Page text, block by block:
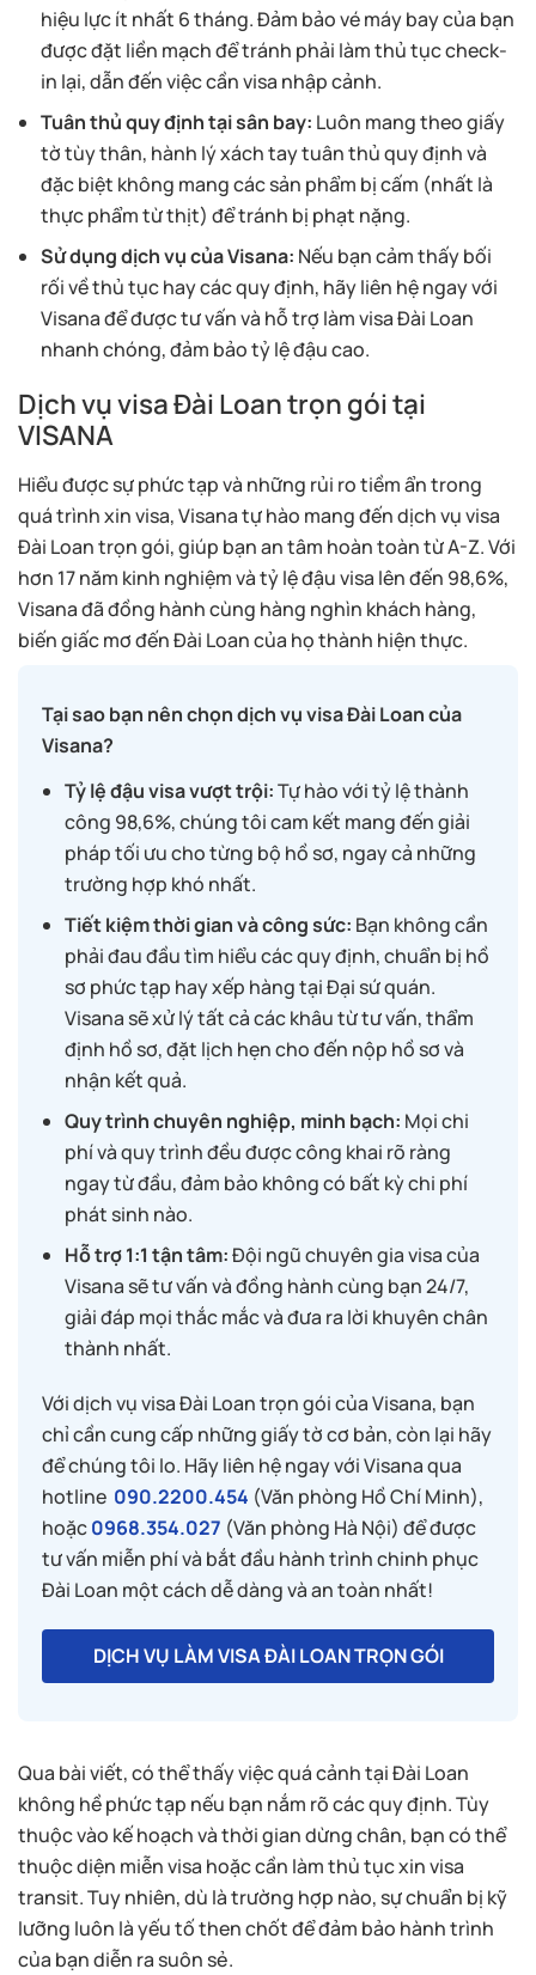
hiệu lực ít nhất 6 tháng. Đảm bảo vé máy bay của bạn
được đặt liền mạch để tránh phải làm thủ tục check-
in lại, dẫn đến việc cần visa nhập cảnh.
Tuân thủ quy định tại sân bay: Luôn mang theo giấy
tờ tùy thân, hành lý xách tay tuân thủ quy định và
đặc biệt không mang các sản phẩm bị cấm (nhất là
thực phẩm từ thịt) để tránh bị phạt nặng.
Sử dụng dịch vụ của Visana: Nếu bạn cảm thấy bối
rối về thủ tục hay các quy định, hãy liên hệ ngay với
Visana để được tư vấn và hỗ trợ làm visa Đài Loan
nhanh chóng, đảm bảo tỷ lệ đậu cao.
Dịch vụ visa Đài Loan trọn gói tại
VISANA
Hiểu được sự phức tạp và những rủi ro tiềm ẩn trong
quá trình xin visa, Visana tự hào mang đến dịch vụ visa
Đài Loan trọn gói, giúp bạn an tâm hoàn toàn từ A-Z. Với
hơn 17 năm kinh nghiệm và tỷ lệ đậu visa lên đến 98,6%,
Visana đã đồng hành cùng hàng nghìn khách hàng,
biến giấc mơ đến Đài Loan của họ thành hiện thực.
Tại sao bạn nên chọn dịch vụ visa Đài Loan của
Visana?
Tỷ lệ đậu visa vượt trội:Tự hào với tỷ lệ thành
công 98,6%, chúng tôi cam kết mang đến giải
pháp tối ưu cho từng bộ hồ sơ, ngay cả những
trường hợp khó nhất.
Tiết kiệm thời gian và công sức: Bạn không cần
phải đau đầu tìm hiểu các quy định, chuẩn bị hồ
sơ phức tạp hay xếp hàng tại Đại sứ quán.
Visana sẽ xử lý tất cả các khâu từ tư vấn, thẩm
định hồ sơ, đặt lịch hẹn cho đến nộp hồ sơ và
nhận kết quả.
Quy trình chuyên nghiệp, minh bạch: Mọi chi
phí và quy trình đều được công khai rõ ràng
ngay từ đầu, đảm bảo không có bất kỳ chi phí
phát sinh nào.
Hỗ trợ 1:1 tận tâm:Đội ngũ chuyên gia visa của
Visana sẽ tư vấn và đồng hành cùng bạn 24/7,
giải đáp mọi thắc mắc và đưa ra lời khuyên chân
thành nhất.
Với dịch vụ visa Đài Loan trọn gói của Visana, bạn
chỉ cần cung cấp những giấy tờ cơ bản, còn lại hãy
để chúng tôi lo. Hãy liên hệ ngay với Visana qua
hotline 090.2200.454 (Văn phòng Hồ Chí Minh),
hoặc0968.354.027 (Văn phòng Hà Nội) để được
tư vấn miễn phí và bắt đầu hành trình chinh phục
Đài Loan một cách dễ dàng và an toàn nhất!
DỊCH VỤ LÀM VISA ĐÀI LOAN TRỌN GÓI
Qua bài viết, có thể thấy việc quá cảnh tại Đài Loan
không hề phức tạp nếu bạn nắm rõ các quy định. Tùy
thuộc vào kế hoạch và thời gian dừng chân, bạn có thể
thuộc diện miễn visa hoặc cần làm thủ tục xin visa
transit. Tuy nhiên, dù là trường hợp nào, sự chuẩn bị kỹ
lưỡng luôn là yếu tố then chốt để đảm bảo hành trình
của bạn diễn ra suôn sẻ.